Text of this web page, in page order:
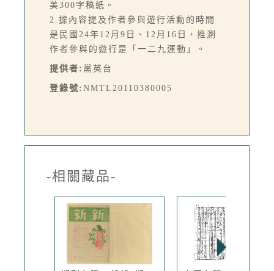
美300字稿紙。
2.據內容提及作者參與遊行活動的時間
是民國24年12月9日、12月16日，推測
作者參與的遊行是「一二九運動」。
提供者: 黨英台
登錄號: NMTL20110380005
-相關藏品-